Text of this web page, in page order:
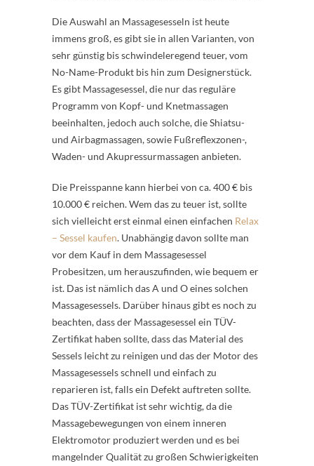
Die Auswahl an Massagesesseln ist heute
immens groß, es gibt sie in allen Varianten, von
sehr günstig bis schwindeleregend teuer, vom
No-Name-Produkt bis hin zum Designerstück.
Es gibt Massagesessel, die nur das reguläre
Programm von Kopf- und Knetmassagen
beeinhalten, jedoch auch solche, die Shiatsu-
und Airbagmassagen, sowie Fußreflexzonen-,
Waden- und Akupressurmassagen anbieten.
Die Preisspanne kann hierbei von ca. 400 € bis
10.000 € reichen. Wem das zu teuer ist, sollte
sich vielleicht erst einmal einen einfachen Relax
– Sessel kaufen. Unabhängig davon sollte man
vor dem Kauf in dem Massagesessel
Probesitzen, um herauszufinden, wie bequem er
ist. Das ist nämlich das A und O eines solchen
Massagesessels. Darüber hinaus gibt es noch zu
beachten, dass der Massagesessel ein TÜV-
Zertifikat haben sollte, dass das Material des
Sessels leicht zu reinigen und das der Motor des
Massagesessels schnell und einfach zu
reparieren ist, falls ein Defekt auftreten sollte.
Das TÜV-Zertifikat ist sehr wichtig, da die
Massagebewegungen von einem inneren
Elektromotor produziert werden und es bei
mangelnder Qualität zu großen Schwierigkeiten